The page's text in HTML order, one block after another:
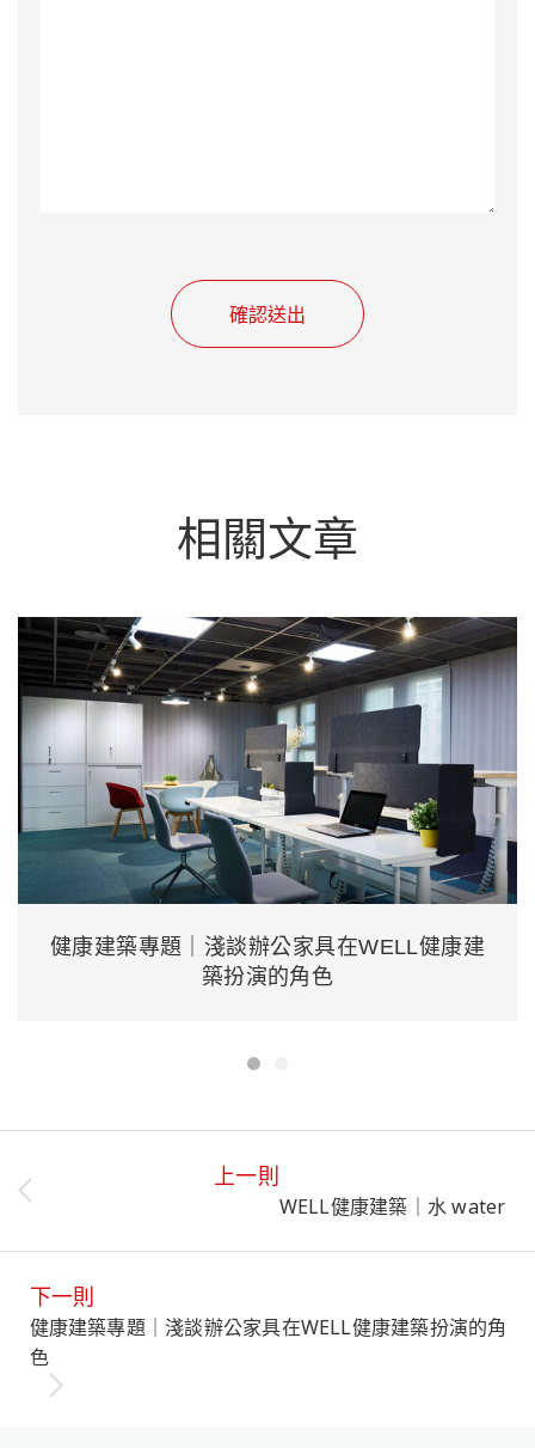
確認送出
相關文章
健康建築專題｜淺談辦公家具在WELL健康建
築扮演的角色
上一則
WELL健康建築｜水 water
下一則
健康建築專題｜淺談辦公家具在WELL健康建築扮演的角
色